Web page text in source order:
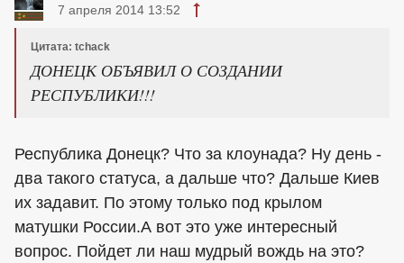
7 апреля 2014 13:52
Цитата: tchack
ДОНЕЦК ОБЪЯВИЛ О СОЗДАНИИ
РЕСПУБЛИКИ!!!
Республика Донецк? Что за клоунада? Ну день -
два такого статуса, а дальше что? Дальше Киев
их задавит. По этому только под крылом
матушки России.А вот это уже интересный
вопрос. Пойдет ли наш мудрый вождь на это?